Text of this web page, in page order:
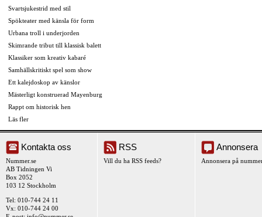
Svartsjukestrid med stil
Spökteater med känsla för form
Urbana troll i underjorden
Skimrande tribut till klassisk balett
Klassiker som kreativ kabaré
Samhällskritiskt spel som show
Ett kalejdoskop av känslor
Mästerligt konstruerad Mayenburg
Rappt om historisk hen
Läs fler
Kontakta oss
Nummer.se
AB Tidningen Vi
Box 2052
103 12 Stockholm
Tel: 010-744 24 11
Vx: 010-744 24 00
RSS
Vill du ha RSS feeds?
Annonsera
Annonsera på